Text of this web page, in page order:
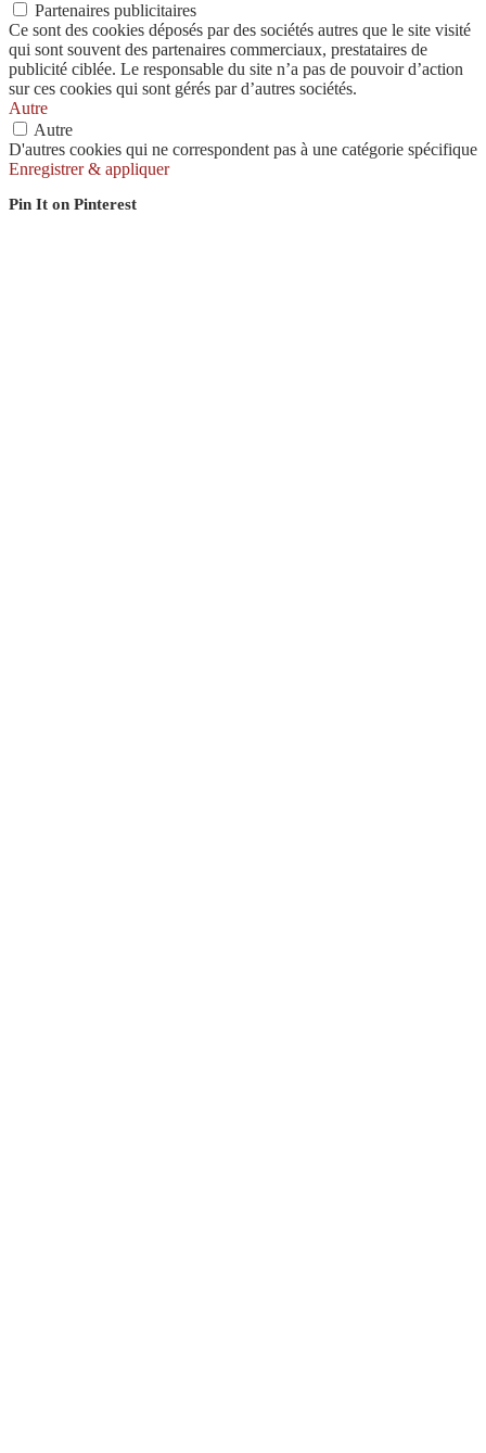
Partenaires publicitaires
Ce sont des cookies déposés par des sociétés autres que le site visité
qui sont souvent des partenaires commerciaux, prestataires de
publicité ciblée. Le responsable du site n’a pas de pouvoir d’action
sur ces cookies qui sont gérés par d’autres sociétés.
Autre
Autre
D'autres cookies qui ne correspondent pas à une catégorie spécifique
Enregistrer & appliquer
Pin It on Pinterest